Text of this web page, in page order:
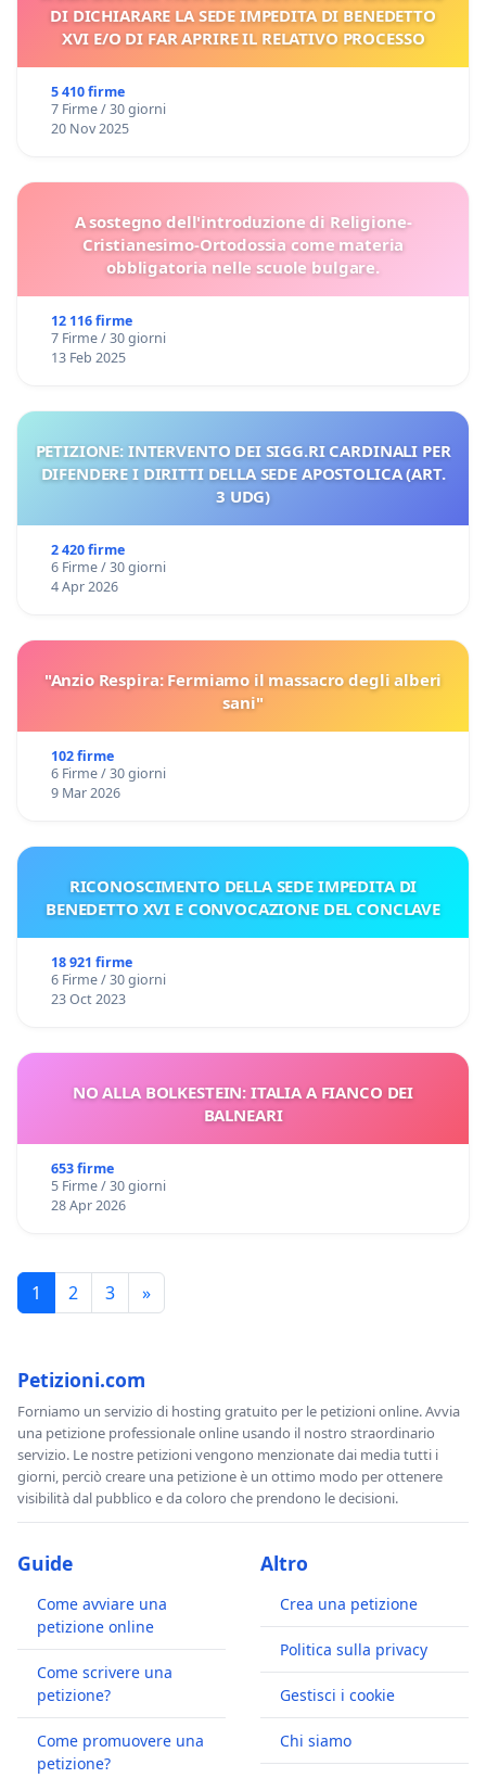
DI DICHIARARE LA SEDE IMPEDITA DI BENEDETTO
XVI E/O DI FAR APRIRE IL RELATIVO PROCESSO
5 410 firme
7 Firme / 30 giorni
20 Nov 2025
A sostegno dell'introduzione di Religione-
Cristianesimo-Ortodossia come materia
obbligatoria nelle scuole bulgare.
12 116 firme
7 Firme / 30 giorni
13 Feb 2025
PETIZIONE: INTERVENTO DEI SIGG.RI CARDINALI PER
DIFENDERE I DIRITTI DELLA SEDE APOSTOLICA (ART.
3 UDG)
2 420 firme
6 Firme / 30 giorni
4 Apr 2026
"Anzio Respira: Fermiamo il massacro degli alberi
sani"
102 firme
6 Firme / 30 giorni
9 Mar 2026
RICONOSCIMENTO DELLA SEDE IMPEDITA DI
BENEDETTO XVI E CONVOCAZIONE DEL CONCLAVE
18 921 firme
6 Firme / 30 giorni
23 Oct 2023
NO ALLA BOLKESTEIN: ITALIA A FIANCO DEI
BALNEARI
653 firme
5 Firme / 30 giorni
28 Apr 2026
1 2 3 »
Petizioni.com
Forniamo un servizio di hosting gratuito per le petizioni online. Avvia
una petizione professionale online usando il nostro straordinario
servizio. Le nostre petizioni vengono menzionate dai media tutti i
giorni, perciò creare una petizione è un ottimo modo per ottenere
visibilità dal pubblico e da coloro che prendono le decisioni.
Guide
Come avviare una
petizione online
Come scrivere una
petizione?
Come promuovere una
petizione?
Altro
Crea una petizione
Politica sulla privacy
Gestisci i cookie
Chi siamo